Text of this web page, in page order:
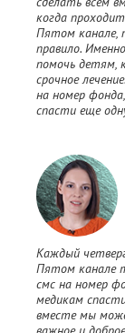
когда
Пятом канале,
правило.
помочь детям,
срочное
на номер
спасти еще
Каждый
Пятом канале
смс на номер
медикам
вместе мы